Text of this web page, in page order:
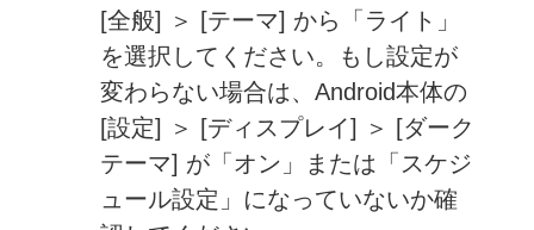
[全般] ＞ [テーマ] から「ライト」
を選択してください。もし設定が
変わらない場合は、Android本体の
[設定] ＞ [ディスプレイ] ＞ [ダーク
テーマ] が「オン」または「スケジ
ュール設定」になっていないか確